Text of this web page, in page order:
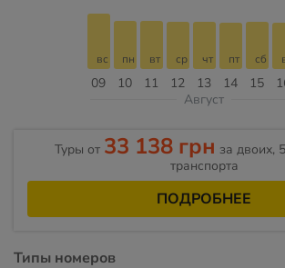
09
вс
10
пн
11
вт
12
ср
13
чт
14
пт
15
сб
Август
Туры от 33 138 грн за двоих,
транспорта
ПОДРОБНЕЕ
Типы номеров